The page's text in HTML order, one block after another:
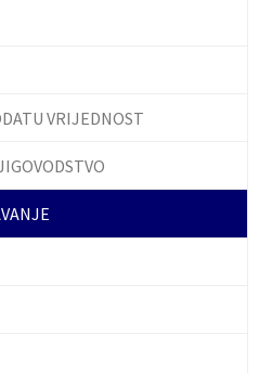
VRIJEDNOST